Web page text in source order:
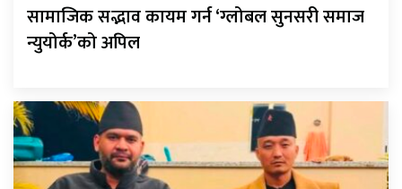
सामाजिक सद्भाव कायम गर्न ‘ग्लोबल सुनसरी समाज
न्युयोर्क’को अपिल